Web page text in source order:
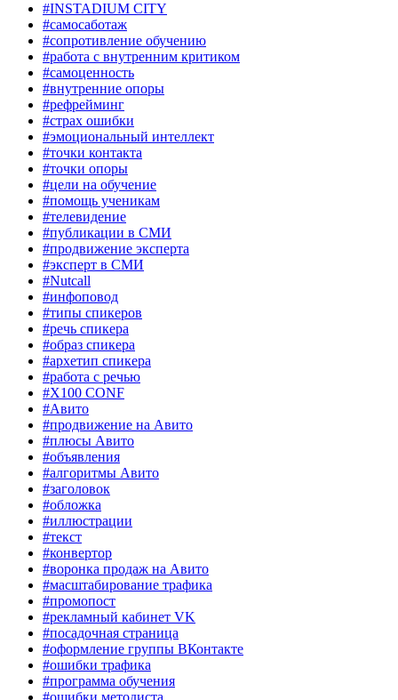
#INSTADIUM CITY
#самосаботаж
#сопротивление обучению
#работа с внутренним критиком
#самоценность
#внутренние опоры
#рефрейминг
#страх ошибки
#эмоциональный интеллект
#точки контакта
#точки опоры
#цели на обучение
#помощь ученикам
#телевидение
#публикации в СМИ
#продвижение эксперта
#эксперт в СМИ
#Nutcall
#инфоповод
#типы спикеров
#речь спикера
#образ спикера
#архетип спикера
#работа с речью
#X100 CONF
#Авито
#продвижение на Авито
#плюсы Авито
#объявления
#алгоритмы Авито
#заголовок
#обложка
#иллюстрации
#текст
#конвертор
#воронка продаж на Авито
#масштабирование трафика
#промопост
#рекламный кабинет VK
#посадочная страница
#оформление группы ВКонтакте
#ошибки трафика
#программа обучения
#ошибки методиста